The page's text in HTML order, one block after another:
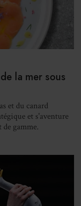
la mer sous
et du canard
et s'aventure
de gamme.